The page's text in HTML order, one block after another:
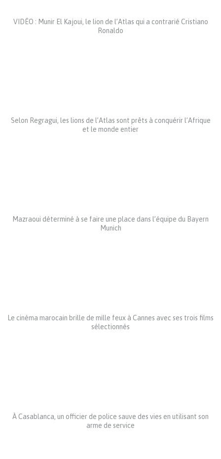
VIDÉO : Munir El Kajoui, le lion de l’Atlas qui a contrarié Cristiano
Ronaldo
Selon Regragui, les lions de l’Atlas sont prêts à conquérir l’Afrique
et le monde entier
Mazraoui déterminé à se faire une place dans l’équipe du Bayern
Munich
Le cinéma marocain brille de mille feux à Cannes avec ses trois films
sélectionnés
À Casablanca, un officier de police sauve des vies en utilisant son
arme de service